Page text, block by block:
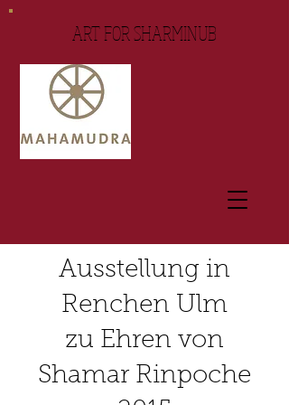
ART FOR SHARMINUB
Ausstellung in
Renchen Ulm
zu Ehren von
Shamar Rinpoche